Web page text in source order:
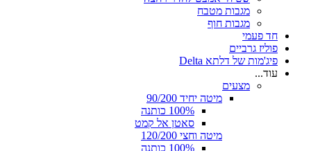
מגבות מטבח
מגבות חוף
חד פעמי
פוליז גרביים
פיג'מות של דלתא Delta
עוד...
מצעים
מיטה יחיד 90/200
100% כותנה
סאטן אל קמט
מיטה וחצי 120/200
100% כותנה